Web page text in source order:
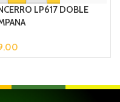
LP617 DOBLE